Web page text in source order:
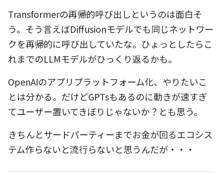
Transformerの再帰的呼び出しというのは面白そ
う。そう言えばDiffusionモデルでも同じネットワー
クを再帰的に呼び出していたな。ひょっとしたらこ
れまでのLLMモデルがひっくり返るかも。
OpenAIのアプリプラットフォーム化、やりたいこ
とは分かる。だけどGPTsもあるのに動きが速すぎ
てユーザー置いてきぼりじゃないか？とも思う。
きちんとサードパーティーまでお金が回るエコシス
テム作らないと流行らないと思うんだが・・・